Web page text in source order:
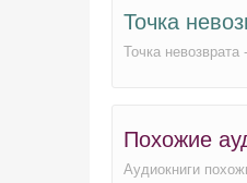
Точка
Точка
Похожие
Аудиокниги